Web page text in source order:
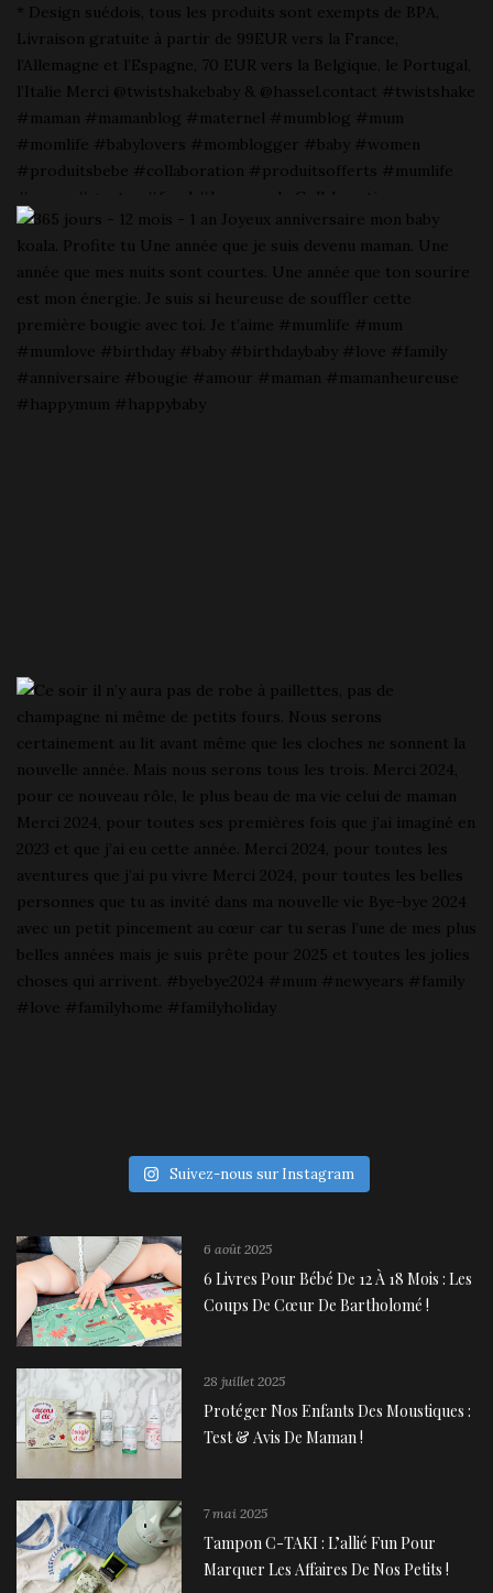
Suivez-nous sur Instagram
6 août 2025
6 Livres Pour Bébé De 12 À 18 Mois : Les
Coups De Cœur De Bartholomé !
28 juillet 2025
Protéger Nos Enfants Des Moustiques :
Test & Avis De Maman !
7 mai 2025
Tampon C-TAKI : L’allié Fun Pour
Marquer Les Affaires De Nos Petits !